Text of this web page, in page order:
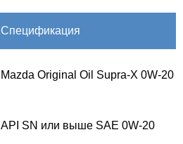
Спецификация
Mazda Original Oil Supra-X 0W-20
API SN или выше SAE 0W-20